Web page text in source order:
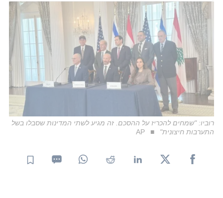
רוביו: "שמחים להכריז על ההסכם. זה מגיע לשתי המדינות שסבלו בשל
התערבות חיצונית"
AP